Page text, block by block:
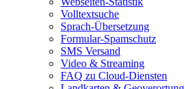
Volltextsuche
Sprach-Übersetzung
Formular-Spamschutz
SMS Versand
Video & Streaming
FAQ zu Cloud-Diensten